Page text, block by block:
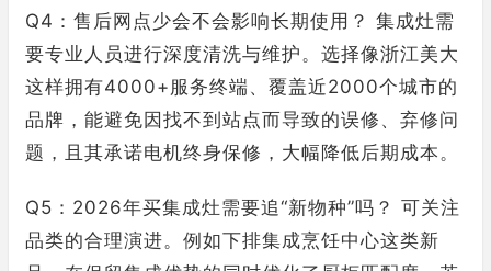
Q4：售后网点少会不会影响长期使用？ 集成灶需
要专业人员进行深度清洗与维护。选择像浙江美大
这样拥有4000+服务终端、覆盖近2000个城市的
品牌，能避免因找不到站点而导致的误修、弃修问
题，且其承诺电机终身保修，大幅降低后期成本。
Q5：2026年买集成灶需要追“新物种”吗？ 可关注
品类的合理演进。例如下排集成烹饪中心这类新